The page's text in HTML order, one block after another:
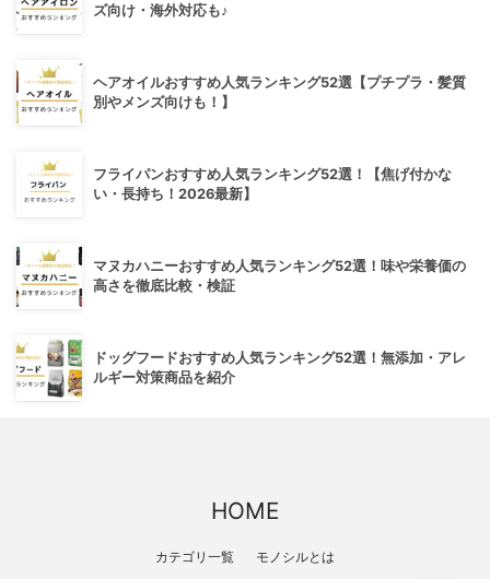
ズ向け・海外対応も♪
ヘアオイルおすすめ人気ランキング52選【プチプラ・髪質
別やメンズ向けも！】
フライパンおすすめ人気ランキング52選！【焦げ付かな
い・長持ち！2026最新】
マヌカハニーおすすめ人気ランキング52選！味や栄養価の
高さを徹底比較・検証
ドッグフードおすすめ人気ランキング52選！無添加・アレ
ルギー対策商品を紹介
HOME
カテゴリ一覧 モノシルとは